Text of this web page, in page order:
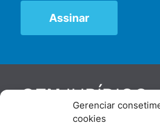
Gerenciar
cookies
GENJURÍDICO
De maneira independente, os